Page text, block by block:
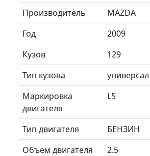
Производитель
MAZDA
Год
2009
Кузов
129
Тип кузова
универсал
Маркировка
двигателя
L5
Тип двигателя
БЕНЗИН
Объем двигателя
2.5